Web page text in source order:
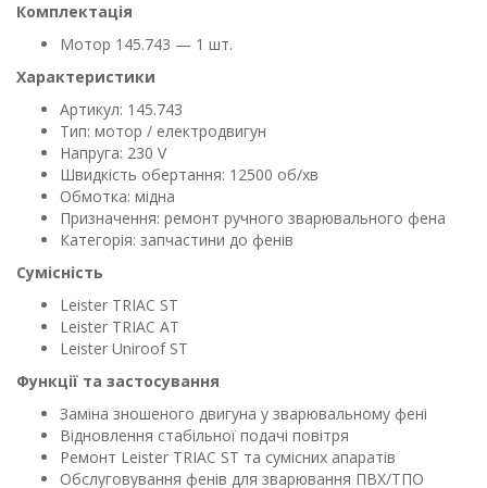
Комплектація
Мотор 145.743 — 1 шт.
Характеристики
Артикул: 145.743
Тип: мотор / електродвигун
Напруга: 230 V
Швидкість обертання: 12500 об/хв
Обмотка: мідна
Призначення: ремонт ручного зварювального фена
Категорія: запчастини до фенів
Сумісність
Leister TRIAC ST
Leister TRIAC AT
Leister Uniroof ST
Функції та застосування
Заміна зношеного двигуна у зварювальному фені
Відновлення стабільної подачі повітря
Ремонт Leister TRIAC ST та сумісних апаратів
Обслуговування фенів для зварювання ПВХ/ТПО